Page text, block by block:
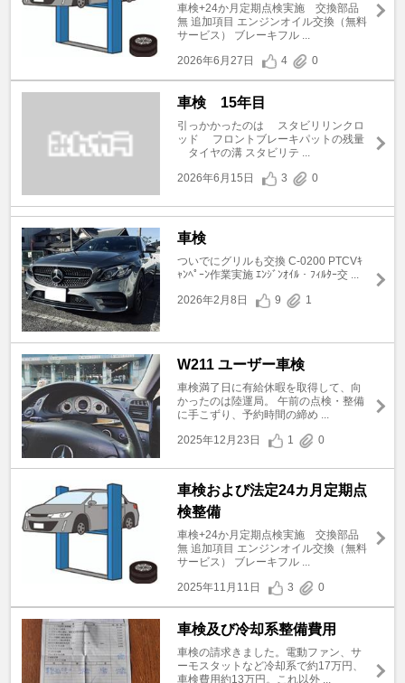
車検+24か月定期点検実施 交換部品
無 追加項目 エンジンオイル交換（無料
サービス） ブレーキフル ...
2026年6月27日
4 0
車検 15年目
引っかかったのは スタビリリンクロ
ッド フロントブレーキパットの残量
タイヤの溝 スタビリテ ...
2026年6月15日
3 0
車検
ついでにグリルも交換 C-0200 PTCVｷ
ｬﾝﾍﾟｰﾝ作業実施 ｴﾝｼﾞﾝｵｲﾙ・ﾌｨﾙﾀｰ交 ...
2026年2月8日
9 1
W211 ユーザー車検
車検満了日に有給休暇を取得して、向
かったのは陸運局。 午前の点検・整備
に手こずり、予約時間の締め ...
2025年12月23日
1 0
車検および法定24カ月定期点
検整備
車検+24か月定期点検実施 交換部品
無 追加項目 エンジンオイル交換（無料
サービス） ブレーキフル ...
2025年11月11日
3 0
車検及び冷却系整備費用
車検の請求きました。電動ファン、サ
ーモスタットなど冷却系で約17万円、
車検費用約13万円。これ以外 ...